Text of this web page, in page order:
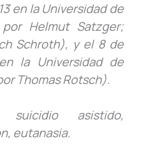
en la Universidad de
Helmut Satzger;
Schroth), y el 8 de
la Universidad de
Thomas Rotsch).
suicidio asistido,
eutanasia.